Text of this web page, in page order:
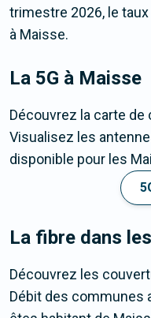
trimestre 2026, le
à Maisse.
La 5G à Maisse
Découvrez la carte de
Visualisez les
disponible pour les
La fibre dans
Découvrez les
Débit des communes